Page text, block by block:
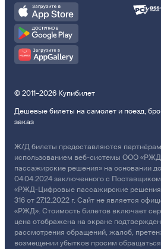
© 2011–2026 Купибилет
Дешевые билеты на самолет и поезд,
заказ
Ж/Д билеты предоставляются
использованием веб-системы ООО
пассажирские решения» на основании
04.04.2024 заключенного с
«РЖД-Цифровые пассажирские
316 от 27.12.2022 г. Сайт не является
«РЖД». Стоимость билетов включает
цена отображена на экране
рассмотрения обращений, жалоб,
возмещении убытков просим